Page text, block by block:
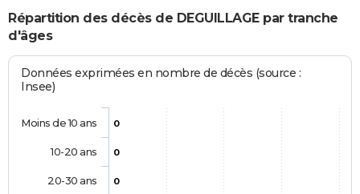
Répartition des décès de DEGUILLAGE par tranche
d'âges
Données exprimées en nombre de décès (source :
Insee)
0
0
0
Moins de 10 ans
10-20 ans
20-30 ans